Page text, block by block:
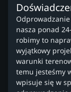
nasza ponad
robimy to
wyjątkowy
warunki
temu jesteśmy
wpisuje się w